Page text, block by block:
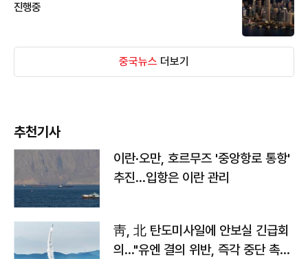
진행중
중국뉴스 더보기
추천기사
이란·오만, 호르무즈 '중앙항로 통항'
추진…입항은 이란 관리
靑, 北 탄도미사일에 안보실 긴급회
의…"유엔 결의 위반, 즉각 중단 촉